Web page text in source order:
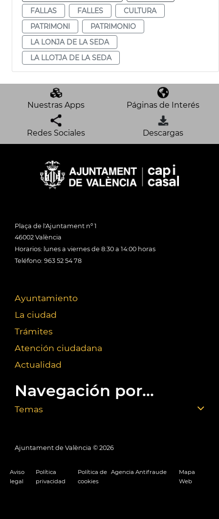
FALLAS
FALLES
CULTURA
PATRIMONI
PATRIMONIO
LA LONJA DE LA SEDA
LA LLOTJA DE LA SEDA
Nuestras Apps Páginas de Interés
Redes Sociales Descargas
Plaça de l'Ajuntament nº 1
46002 València
Horarios: lunes a viernes de 8:30 a 14:00 horas
Teléfono: 963 52 54 78
Ayuntamiento
La ciudad
Trámites
Atención ciudadana
Actualidad
Navegación por...
Temas
Ajuntament de València © 2026
Aviso
legal
Política
privacidad
Política de
cookies
Agencia Antifraude
Mapa
Web